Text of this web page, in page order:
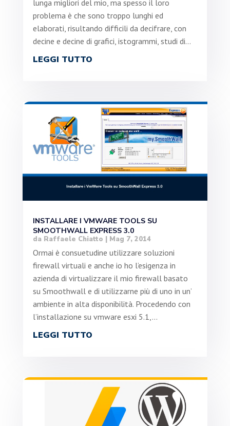
lunga migliori del mio, ma spesso il loro
problema è che sono troppo lunghi ed
elaborati, risultando difficili da decifrare, con
decine e decine di grafici, istogrammi, studi di...
LEGGI TUTTO
INSTALLARE I VMWARE TOOLS SU
SMOOTHWALL EXPRESS 3.0
da Raffaele Chiatto | Mag 7, 2014
Ormai è consuetudine utilizzare soluzioni
firewall virtuali e anche io ho l’esigenza in
azienda di virtualizzare il mio firewall basato
su Smoothwall e di utilizzarne più di uno in un’
ambiente in alta disponibilità. Procedendo con
l’installazione su vmware esxi 5.1,...
LEGGI TUTTO